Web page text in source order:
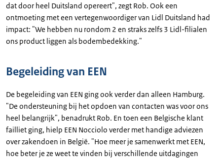
dat door heel Duitsland opereert", zegt Rob. Ook een
ontmoeting met een vertegenwoordiger van Lidl Duitsland had
impact: "We hebben nu rondom 2 en straks zelfs 3 Lidl-filialen
ons product liggen als bodembedekking."
Begeleiding van EEN
De begeleiding van EEN ging ook verder dan alleen Hamburg.
"De ondersteuning bij het opdoen van contacten was voor ons
heel belangrijk", benadrukt Rob. En toen een Belgische klant
failliet ging, hielp EEN Nocciolo verder met handige adviezen
over zakendoen in België. "Hoe meer je samenwerkt met EEN,
hoe beter je ze weet te vinden bij verschillende uitdagingen